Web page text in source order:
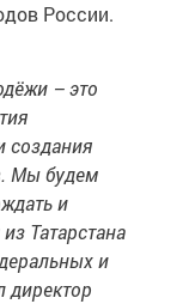
России.
– это
создания
Мы будем
и
Татарстана
и
директор